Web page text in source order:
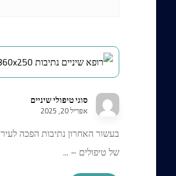
סוגי טיפולי שיניים
אפריל 20, 2025
בעשור האחרון נתיבות הפכה
של טיפולים – ...